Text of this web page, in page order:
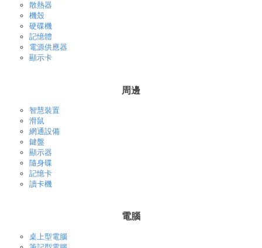
散熱器
機殼
硬碟機
記憶體
電源供應器
顯示卡
周邊
智慧裝置
滑鼠
網通設備
鍵盤
顯示器
隨身碟
記憶卡
讀卡機
電腦
桌上型電腦